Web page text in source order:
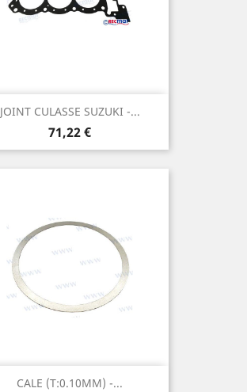
JOINT CULASSE SUZUKI -...
Prix
71,22 €
CALE (T:0.10MM) -...